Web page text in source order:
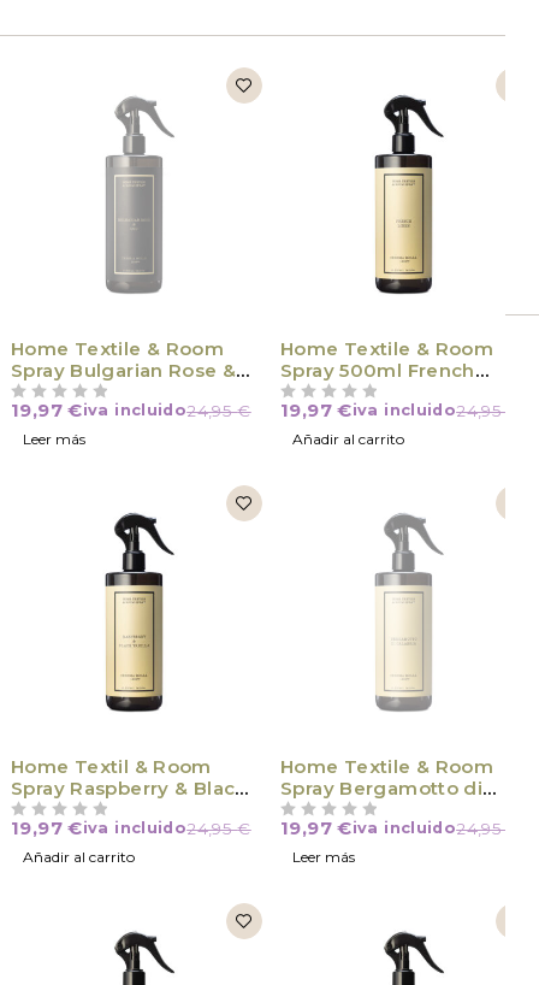
VÍCTIMA DE SU ÉXITO
Home Textile & Room
Spray Bulgarian Rose &
Oud
24,95€
19,97€iva incluido
Leer más
Home Textile & Room
Spray 500ml French
Linen
24,95
19,97€iva incluido
Añadir al carrito
Home Textil & Room
Spray Raspberry & Black
Vanilla
24,95€
19,97€iva incluido
Añadir al carrito
VÍCTIMA DE SU ÉXITO
Home Textile & Room
Spray Bergamotto di
Calabria
24,95
19,97€iva incluido
Leer más